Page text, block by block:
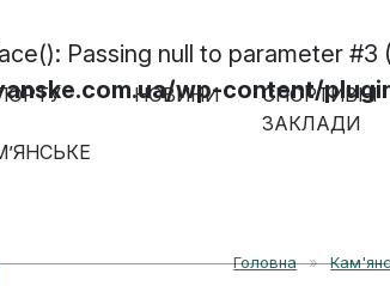
Passing null to parameter
wp-content/
НОВИНИ
СПОРТИВНІ
ЗАКЛАДИ
Головна »